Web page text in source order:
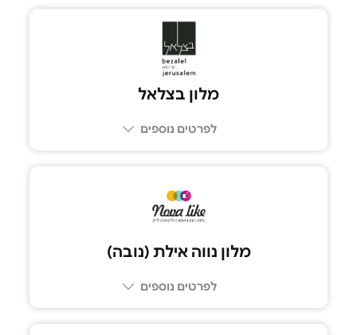
מלון בצלאל
לפרטים נוספים
מלון נווה אילת (נובה)
לפרטים נוספים